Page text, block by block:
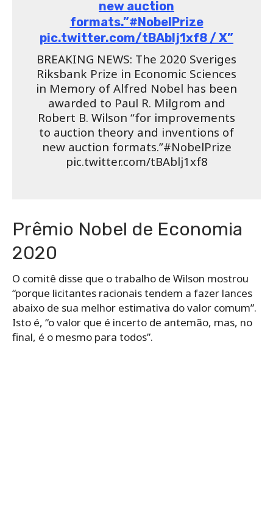
do vencedor – isto é, com pagar muito e perder”,
Milgrom desenvolveu uma teoria mais geral de
leilões que leva em consideração o que se conhece
como o “valor privado” do que está sendo vendido,
que pode variar muito de licitante para licitante.